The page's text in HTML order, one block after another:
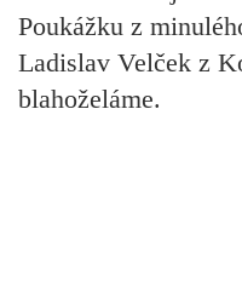
Poukážku z
Ladislav Velček z
blahoželáme.